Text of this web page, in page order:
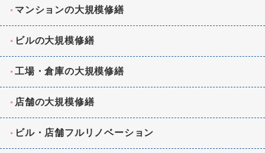
マンションの大規模修繕
ビルの大規模修繕
工場・倉庫の大規模修繕
店舗の大規模修繕
ビル・店舗フルリノベーション